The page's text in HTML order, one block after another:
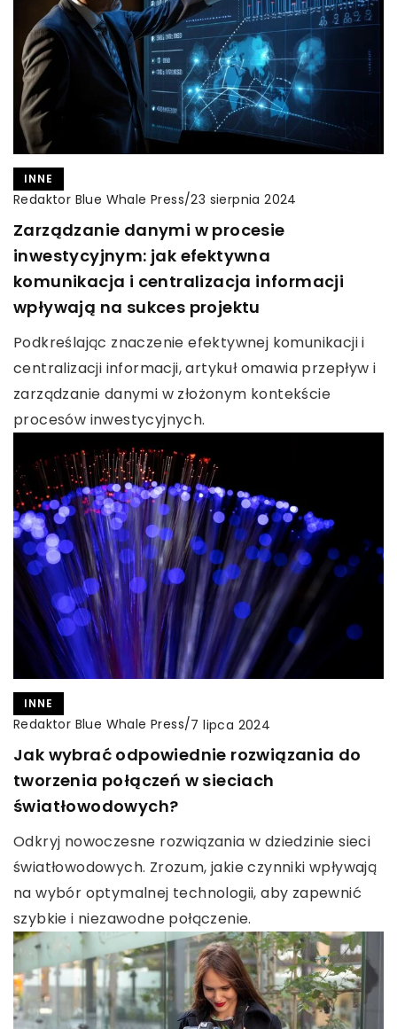
INNE
Redaktor Blue Whale Press/23 sierpnia 2024
Zarządzanie danymi w procesie
inwestycyjnym: jak efektywna
komunikacja i centralizacja informacji
wpływają na sukces projektu
Podkreślając znaczenie efektywnej komunikacji i
centralizacji informacji, artykuł omawia przepływ i
zarządzanie danymi w złożonym kontekście
procesów inwestycyjnych.
INNE
Redaktor Blue Whale Press/7 lipca 2024
Jak wybrać odpowiednie rozwiązania do
tworzenia połączeń w sieciach
światłowodowych?
Odkryj nowoczesne rozwiązania w dziedzinie sieci
światłowodowych. Zrozum, jakie czynniki wpływają
na wybór optymalnej technologii, aby zapewnić
szybkie i niezawodne połączenie.